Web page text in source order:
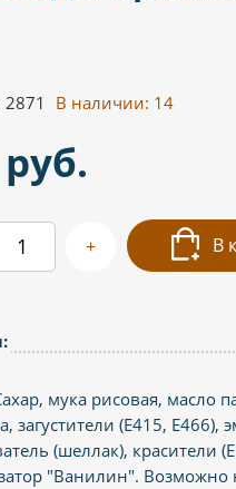
2871 В наличии: 14
+ В
мука рисовая, масло
загустители (Е415, Е466),
(шеллак), красители
"Ванилин". Возможно